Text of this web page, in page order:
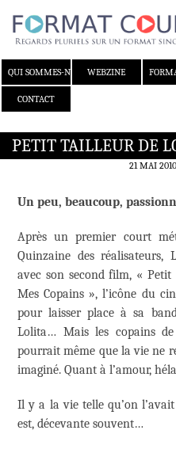
QUI SOMMES-NOUS ?WEBZINE
CONTACT
PETIT TAILLEUR DE
21 MAI 2010
Un peu, beaucoup,
Après un premier court
Quinzaine des réalisateurs,
avec son second film, «
Mes Copains », l’icône du
pour laisser place à sa
Lolita… Mais les copains
pourrait même que la vie ne
imaginé. Quant à l’amour,
Il y a la vie telle qu’on
est, décevante souvent…